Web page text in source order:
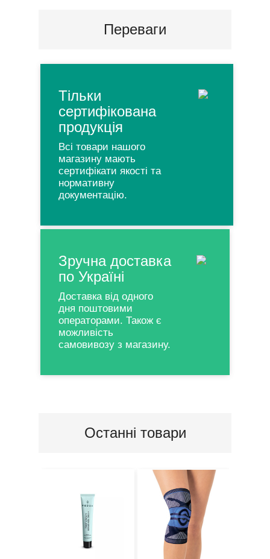
Переваги
Тільки
сертифікована
продукція
Всі товари нашого
магазину мають
сертифікати якості та
нормативну
документацію.
Зручна доставка
по Україні
Доставка від одного
дня поштовими
операторами. Також є
можливість
самовивозу з магазину.
Останні товари